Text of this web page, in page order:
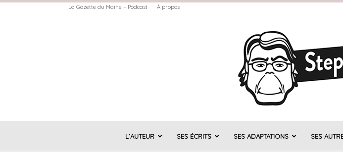
La Gazette du Maine – Podcast À propos
L’AUTEUR SES ÉCRITS SES ADAPTATIONS SES